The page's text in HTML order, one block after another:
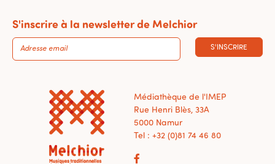
S'inscrire à la newsletter de Melchior
S'INSCRIRE
Médiathèque de l'IMEP
Rue Henri Blès, 33A
5000 Namur
Tel : +32 (0)81 74 46 80